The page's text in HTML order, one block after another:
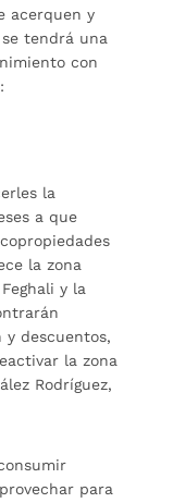
acerquen y
tendrá una
con
la
a que
la zona
y la
descuentos,
la zona
Rodríguez,
para